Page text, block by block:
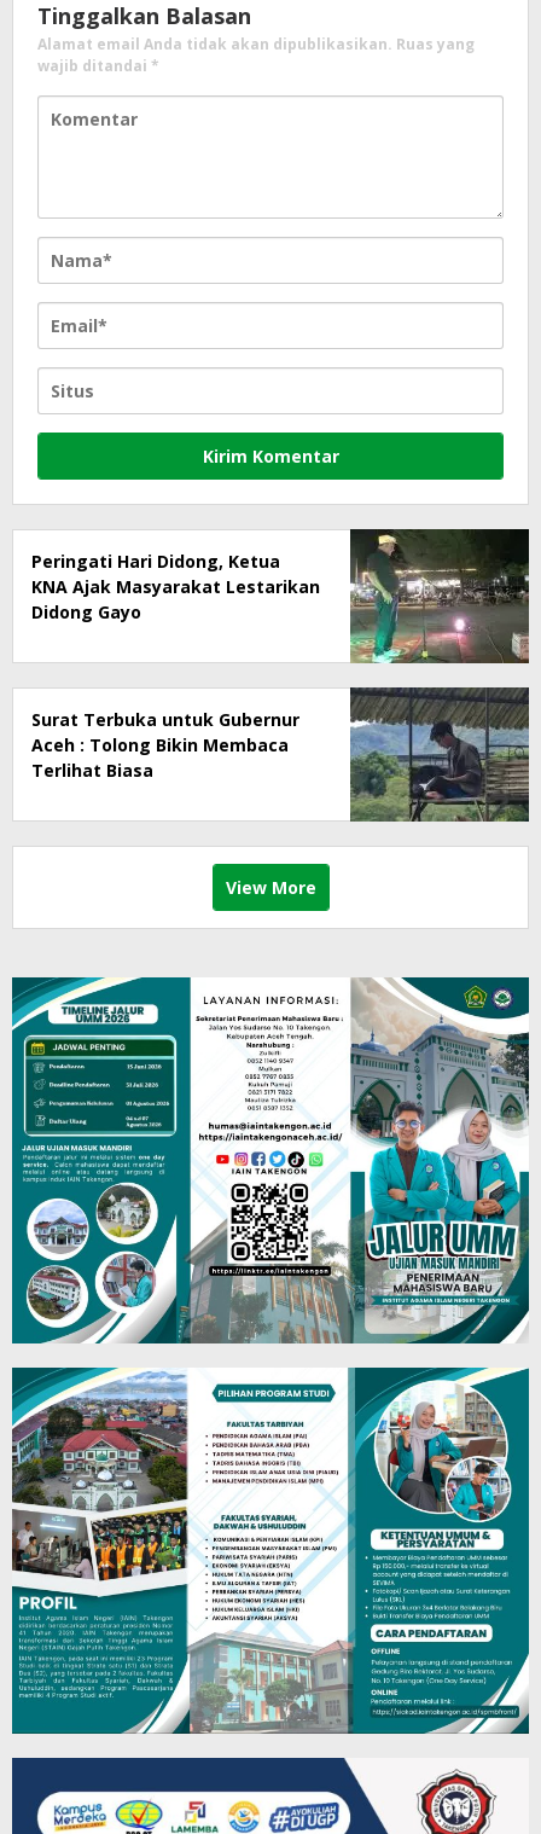
Tinggalkan Balasan
Alamat email Anda tidak akan dipublikasikan. Ruas yang
wajib ditandai *
Peringati Hari Didong, Ketua
KNA Ajak Masyarakat Lestarikan
Didong Gayo
Surat Terbuka untuk Gubernur
Aceh : Tolong Bikin Membaca
Terlihat Biasa
View More